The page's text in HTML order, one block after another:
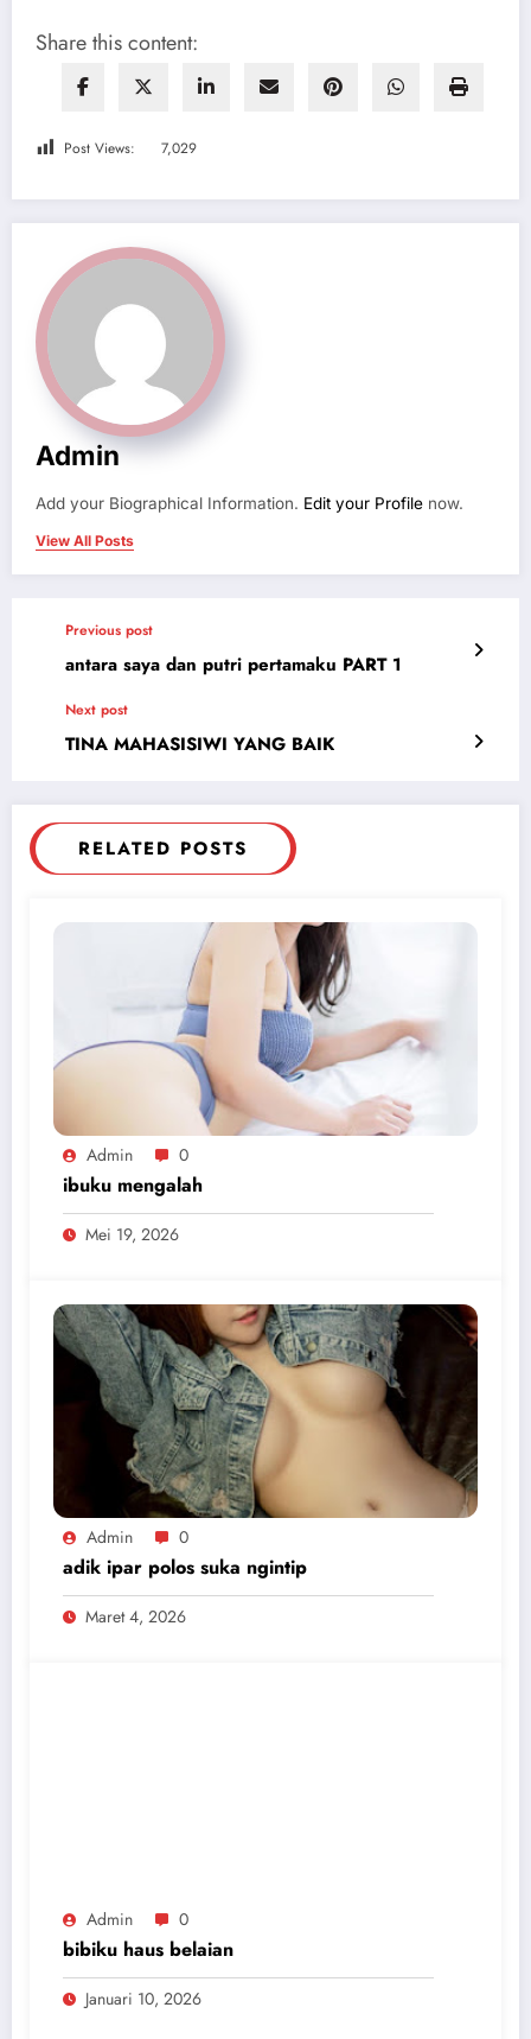
Share this content:
Post Views: 7,029
Admin
Add your Biographical Information. Edit your Profile now.
View All Posts
Previous post
antara saya dan putri pertamaku PART 1
Next post
TINA MAHASISIWI YANG BAIK
RELATED POSTS
Admin 0
ibuku mengalah
Mei 19, 2026
Admin 0
adik ipar polos suka ngintip
Maret 4, 2026
Admin 0
bibiku haus belaian
Januari 10, 2026